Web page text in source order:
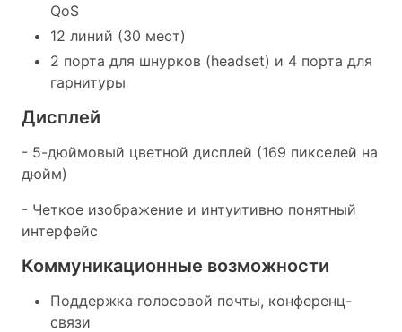
QoS
12 линий (30 мест)
2 порта для шнурков (headset) и 4 порта для
гарнитуры
Дисплей
- 5-дюймовый цветной дисплей (169 пикселей на
дюйм)
- Четкое изображение и интуитивно понятный
интерфейс
Коммуникационные возможности
Поддержка голосовой почты, конференц-
связи